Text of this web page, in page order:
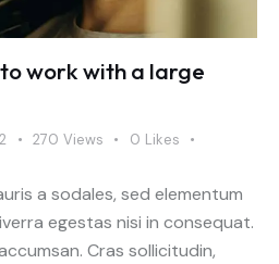
work with a large
270 Views 0 Likes
a sodales, sed elementum
egestas nisi in consequat.
Cras sollicitudin,